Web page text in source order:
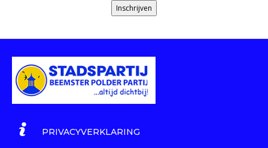
Inschrijven
PRIVACYVERKLARING